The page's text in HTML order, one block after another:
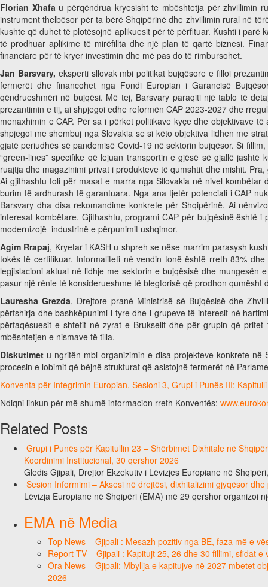
Florian Xhafa u përqëndrua kryesisht te mbështetja për zhvillimin
instrument thelbësor për ta bërë Shqipërinë dhe zhvillimin rural në
kushte që duhet të plotësojnë aplikuesit për të përfituar. Kushti i
të prodhuar aplikime të mirëfillta dhe një plan të qartë biznesi.
financiare për të kryer investimin dhe më pas do të rimbursohet.
Jan Barsvary, eksperti sllovak mbi politikat bujqësore e filloi
fermerët dhe financohet nga Fondi Europian i Garancisë
qëndrueshmëri në bujqësi. Më tej, Barsvary paraqiti një tablo të
prezantimin e tij, ai shpjegoi edhe reformën CAP 2023-2027 dhe
menaxhimin e CAP. Për sa i përket politikave kyçe dhe objektivave
shpjegoi me shembuj nga Slovakia se si këto objektiva lidhen me
gjatë periudhës së pandemisë Covid-19 në sektorin bujqësor. Si
“green-lines” specifike që lejuan transportin e gjësë së gjallë
ruajtja dhe magazinimi privat i produkteve të qumshtit dhe mishit.
Ai gjithashtu foli për masat e marra nga Sllovakia në nivel
burim të ardhurash të garantuara. Nga ana tjetër potenciali i CAP
Barsvary dha disa rekomandime konkrete për Shqipërinë. Ai
interesat kombëtare. Gjithashtu, programi CAP për bujqësinë është
modernizojë industrinë e përpunimit ushqimor.
Agim Rrapaj, Kryetar i KASH u shpreh se nëse marrim parasysh
tokës të certifikuar. Informaliteti në vendin tonë është rreth 83%
legjislacioni aktual në lidhje me sektorin e bujqësisë dhe
pasur një rënie të konsiderueshme të blegtorisë që prodhon qumësht
Lauresha Grezda, Drejtore pranë Ministrisë së Bujqësisë dhe
përfshirja dhe bashkëpunimi i tyre dhe i grupeve të interesit në
përfaqësuesit e shtetit në zyrat e Brukselit dhe për grupin që
mbështetjen e nismave të tilla.
Diskutimet u ngritën mbi organizimin e disa projekteve konkrete
procesin e lobimit që bëjnë strukturat që asistojnë fermerët në
Konventa për Integrimin Europian, Sesioni 3, Grupi i Punës III:
Ndiqni linkun për më shumë informacion rreth Konventës:
Related Posts
Grupi i Punës për Kapitullin 23 – Shërbimet Dixhitale në
Koordinimi Institucional, 30 qershor 2026
Gledis Gjipali, Drejtor Ekzekutiv i Lëvizjes Europiane në
Sesion Informimi – Aksesi në drejtësi, dixhitalizimi gjyqësor
Lëvizja Europiane në Shqipëri (EMA) më 29 qershor organizoi
EMA në Media
Top News – Gjipali : Mesazh pozitiv nga BE, faza më e
Report TV – Gjipali : Kapitujt 25, 26 dhe 30 fillimi, sfidat
Ora News – Gjipali: Mbyllja e kapitujve në 2027 mbetet
2026